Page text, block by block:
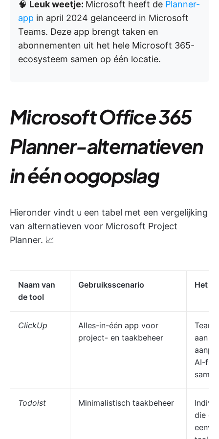
🧠 Leuk weetje: Microsoft heeft de Planner-
app in april 2024 gelanceerd in Microsoft
Teams. Deze app brengt taken en
abonnementen uit het hele Microsoft 365-
ecosysteem samen op één locatie.
Microsoft Office 365
Planner-alternatieven
in één oogopslag
Hieronder vindt u een tabel met een vergelijking
van alternatieven voor Microsoft Project
Planner. 📈
Naam van
de tool
Gebruiksscenario Het
ClickUp
Alles-in-één app voor
project- en taakbeheer
aan
AI-
Todoist Minimalistisch taakbeheer
die